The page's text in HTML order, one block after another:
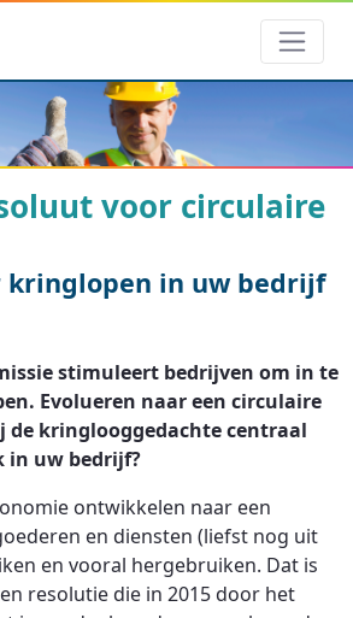
voor circulaire
kringlopen in uw bedrijf
stimuleert bedrijven om in te
Evolueren naar een circulaire
de kringlooggedachte centraal
in uw bedrijf?
ontwikkelen naar een
en diensten (liefst nog uit
en vooral hergebruiken. Dat is
resolutie die in 2015 door het